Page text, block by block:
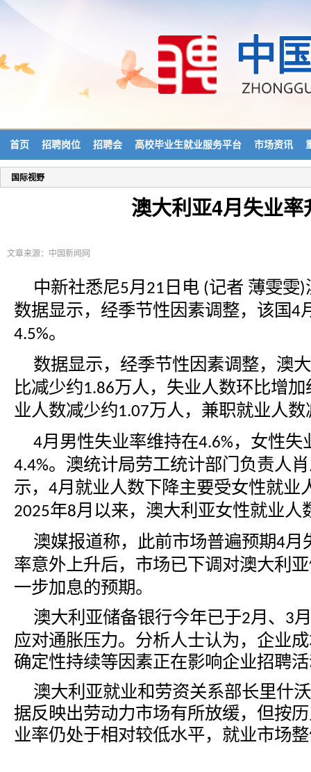
首页 招聘岗位 招聘会 高校毕业生就业服务平台 市场资讯
国际视野
澳大利亚4月失业率
文章来源：中国新闻网
中新社悉尼5月 21 日电 (记者 薄雯雯)
数据显示，经季节性因素调整，该国4
4.5%。
数据显示，经季节性因素调整，澳
比减少约1.86万人，失业人数环比增加
业人数减少约1.07万人，兼职就业人数
4月男性失业率维持在4.6% ，女性失
4.4%。澳统计局劳工统计部门负责人
示， 4月就业人数下降主要受女性就业
2025年8月以来，澳大利亚女性就业人
澳媒报道称，此前市场普遍预期4月
率意外上升后，市场已下调对澳大利
一步加息的预期。
澳大利亚储备银行今年已于2月、 3
应对通胀压力。分析人士认为，企业
确定性持续等因素正在影响企业招聘
澳大利亚就业和劳资关系部长里什
据反映出劳动力市场有所放缓，但按
业率仍处于相对较低水平，就业市场